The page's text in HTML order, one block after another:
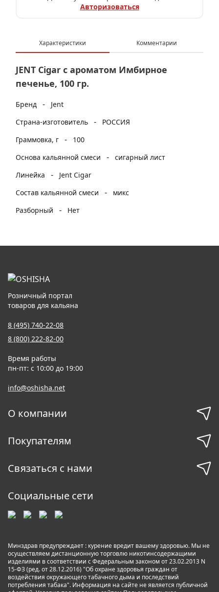
Авторизоваться
Характеристики Комментарии
JENT Cigar с ароматом Имбирное
печенье, 100 гр.
Бренд -
Jent
Страна-изготовитель
-
РОССИЯ
Граммовка, г
-
100
Основа кальянной смеси
- сигарный лист
Линейка
-
Jent Cigar
Состав кальянной смеси
-
микс
Разборный
- Нет
Розничный портал
товаров для кальяна
8 (495) 740-22-08
8 (800) 222-82-00
Время работы
пн-пт: с 10:00 до 19:00
info@oshisha.net
О компании
Покупателям
Связаться с нами
Социальные сети
Минздрав предупреждает : курение вредит вашему здоровью. Мы не
осуществляем дистанционную торговлю никотинсодержащими
изделиями в соответствии с Федеральным законом от 23.02.2013 N
15-ФЗ (ред. от 28.12.2016) "Об охране здоровья граждан от
воздействия окружающего табачного дыма и последствий
потребления табака". Информация на сайте не является публичной